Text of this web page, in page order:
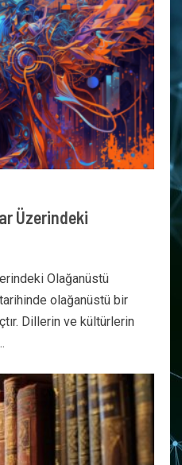
Üzerindeki
Olağanüstü
olağanüstü bir
Dillerin ve kültürlerin